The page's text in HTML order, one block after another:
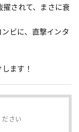
されて、まさに衰
ビに、直撃インタ
ます！
さい